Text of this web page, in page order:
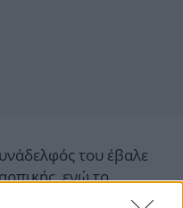
του έβαλε
ενώ το